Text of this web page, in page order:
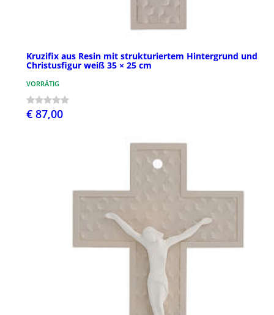
Kruzifix aus Resin mit strukturiertem Hintergrund und
Christusfigur weiß 35 × 25 cm
VORRÄTIG
€ 87,00